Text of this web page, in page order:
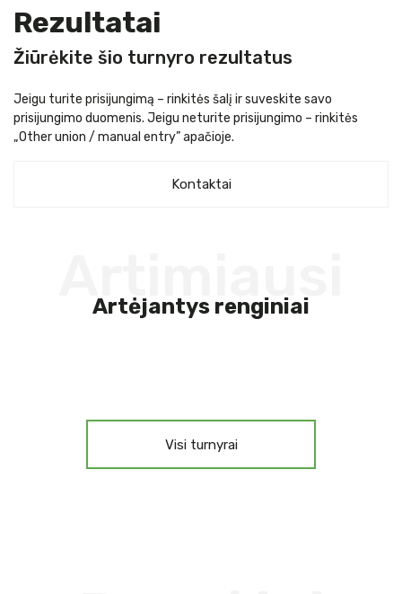
Rezultatai
Žiūrėkite šio turnyro rezultatus
Jeigu turite prisijungimą – rinkitės šalį ir suveskite savo
prisijungimo duomenis. Jeigu neturite prisijungimo – rinkitės
„Other union / manual entry” apačioje.
Kontaktai
Artėjantys renginiai
Visi turnyrai